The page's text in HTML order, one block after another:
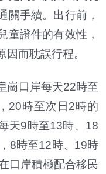
關手續。出行前，
童證件的有效性，
而耽誤行程。
崗口岸每天22時至
20時至次日2時的
天9時至13時、18
8時至12時、19時
口岸積極配合移民